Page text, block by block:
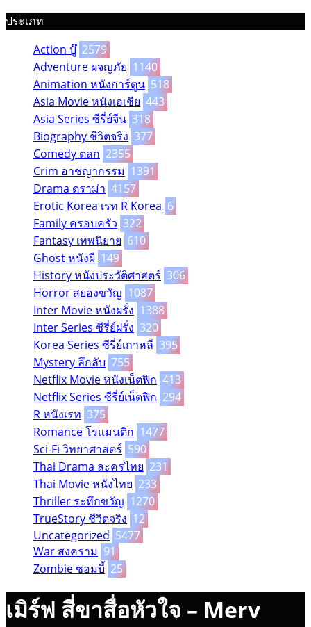
ประเภท
Action บู๊ 2579
Adventure ผจญภัย 1140
Animation หนังการ์ตูน 518
Asia Movie หนังเอเชีย 443
Asia Series ซีรี่ย์จีน 318
Biography ชีวิตจริง 377
Comedy ตลก 2355
Crim อาชญากรรม 1391
Drama ดราม่า 4157
Erotic Korea เรท R Korea 6
Family ครอบครัว 322
Fantasy เทพนิยาย 610
Ghost หนังผี 149
History หนังประวัติศาสตร์ 306
Horror สยองขวัญ 1087
Inter Movie หนังผรั่ง 1388
Inter Series ซีรี่ย์ฝรั่ง 320
Korea Series ซีรี่ย์เกาหลี 395
Mystery ลึกลับ 755
Netflix Movie หนังเน็ตฟิก 413
Netflix Series ซีรี่ย์เน็ตฟิก 294
R หนังเรท 375
Romance โรแมนติก 1477
Sci-Fi วิทยาศาสตร์ 590
Thai Drama ละครไทย 231
Thai Movie หนังไทย 233
Thriller ระทึกขวัญ 1270
TrueStory ชีวิตจริง 12
Uncategorized 5477
War สงคราม 91
Zombie ซอมบี้ 25
เมิร์ฟ สี่ขาสื่อหัวใจ – Merv